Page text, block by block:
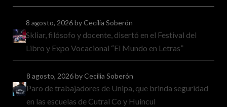
8 agosto, 2026by Cecilia Soberón
Skliar, filósofo y docente, disertó en el Festival del
Libro y Expo Vocacional “El Mundo en Letras”
8 agosto, 2026by Cecilia Soberón
Paro de trabajadores de Unipa, que brinda seguridad
en las escuelas de Cutral Co y Huincul